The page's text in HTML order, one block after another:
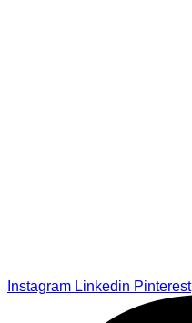
Instagram Linkedin Pinterest